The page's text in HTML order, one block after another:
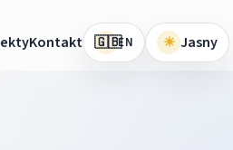
Kontakt 🇬🇧EN ☀ Jasny